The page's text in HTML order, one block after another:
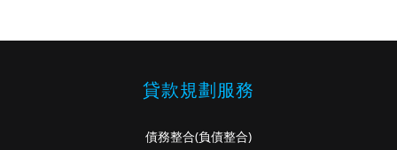
貸款規劃服務
債務整合(負債整合)